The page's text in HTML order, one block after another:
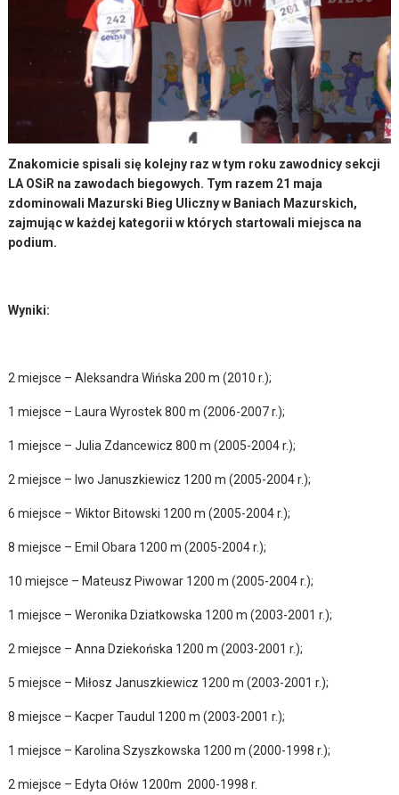
Znakomicie spisali się kolejny raz w tym roku zawodnicy sekcji
LA OSiR na zawodach biegowych. Tym razem 21 maja
zdominowali Mazurski Bieg Uliczny w Baniach Mazurskich,
zajmując w każdej kategorii w których startowali miejsca na
podium.
Wyniki:
2 miejsce – Aleksandra Wińska 200 m (2010 r.);
1 miejsce – Laura Wyrostek 800 m (2006-2007 r.);
1 miejsce – Julia Zdancewicz 800 m (2005-2004 r.);
2 miejsce – Iwo Januszkiewicz 1200 m (2005-2004 r.);
6 miejsce – Wiktor Bitowski 1200 m (2005-2004 r.);
8 miejsce – Emil Obara 1200 m (2005-2004 r.);
10 miejsce – Mateusz Piwowar 1200 m (2005-2004 r.);
1 miejsce – Weronika Dziatkowska 1200 m (2003-2001 r.);
2 miejsce – Anna Dziekońska 1200 m (2003-2001 r.);
5 miejsce – Miłosz Januszkiewicz 1200 m (2003-2001 r.);
8 miejsce – Kacper Taudul 1200 m (2003-2001 r.);
1 miejsce – Karolina Szyszkowska 1200 m (2000-1998 r.);
2 miejsce – Edyta Ołów 1200m 2000-1998 r.